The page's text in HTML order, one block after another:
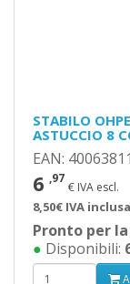
STABILO
ASTUCCIO 8
EAN:
6 ,97
€ IVA escl.
8,50€ IVA inclusa
Pronto per
● Disponibili: